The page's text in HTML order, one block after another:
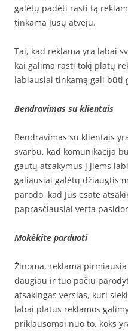
galėtų padėti rasti tą
tinkama Jūsų atveju.
Tai, kad reklama yra labai
kai galima rasti tokį platų
labiausiai tinkamą gali būti
Bendravimas su klientais
Bendravimas su klientais
svarbu, kad komunikacija
gautų atsakymus į jiems
galiausiai galėtų džiaugtis
parodo, kad Jūs esate
paprasčiausiai verta
Mokėkite parduoti
Žinoma, reklama
daugiau ir tuo pačiu
atsakingas verslas, kuri
labai platus reklamos
priklausomai nuo to, koks